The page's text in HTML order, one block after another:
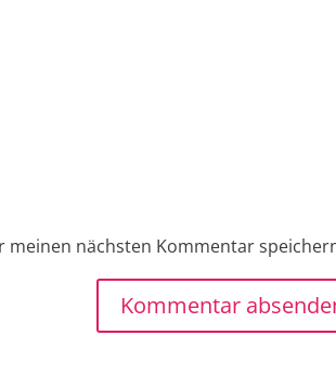
meinen nächsten Kommentar